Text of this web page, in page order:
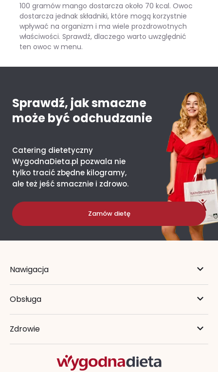
100 gramów mango dostarcza około 70 kcal. Owoc
dostarcza jednak składniki, które mogą korzystnie
wpływać na organizm i ma wiele prozdrowotnych
właściwości. Sprawdź, dlaczego warto uwzględnić
ten owoc w menu.
Sprawdź, jak smaczne
może być odchudzanie
Catering dietetyczny
WygodnaDieta.pl pozwala nie
tylko tracić zbędne kilogramy,
ale też jeść smacznie i zdrowo.
Zamów dietę
Nawigacja
Obsługa
Zdrowie